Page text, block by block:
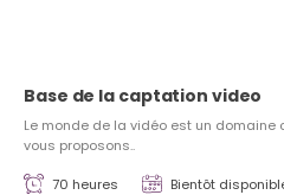
Base de la captation video
Le monde de la vidéo est un domaine
vous proposons..
70 heures Bientôt